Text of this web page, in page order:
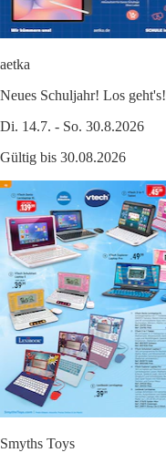
aetka
Neues Schuljahr! Los geht's!
Di. 14.7. - So. 30.8.2026
Gültig bis 30.08.2026
Smyths Toys